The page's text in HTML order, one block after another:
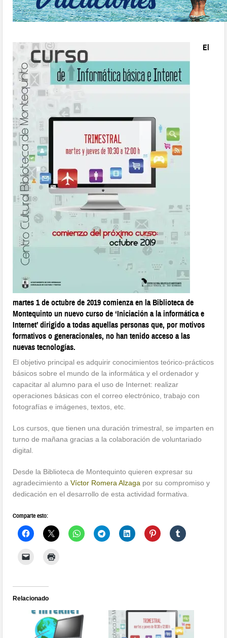
El
martes 1 de octubre de 2019 comienza en la Biblioteca de
Montequinto un nuevo curso de ‘Iniciación a la informática e
Internet’ dirigido a todas aquellas personas que, por motivos
formativos o generacionales, no han tenido acceso a las
nuevas tecnologías.
El objetivo principal es adquirir conocimientos teórico-prácticos
básicos sobre el mundo de la informática y el ordenador y
capacitar al alumno para el uso de Internet: realizar
operaciones básicas con el correo electrónico, trabajo con
fotografías e imágenes, textos, etc.
Los cursos, que tienen una duración trimestral, se imparten en
turno de mañana gracias a la colaboración de voluntariado
digital.
Desde la Biblioteca de Montequinto quieren expresar su
agradecimiento aVíctor Romera Alzaga por su compromiso y
dedicación en el desarrollo de esta actividad formativa.
Comparte esto:
Relacionado